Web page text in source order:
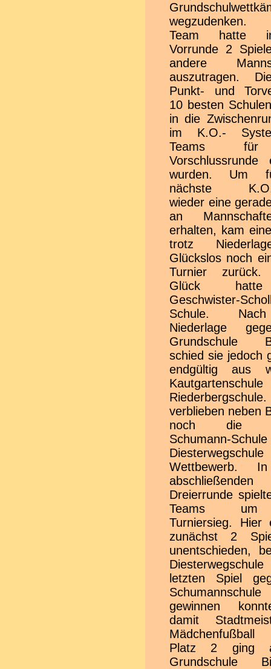
wegzudenken.
Team hatte
Vorrunde 2
andere
auszutragen.
Punkt- und
10 besten
in die
im K.O.-
Teams
Vorschlussrunde
wurden. Um
nächste K.O.-
wieder eine
an
erhalten, kam
trotz
Glückslos noch
Turnier zurück.
Glück
Geschwister-
Schule.
Niederlage
Grundschule
schied sie jedoch
endgültig aus
verblieben neben
noch die
Schumann-
Wettbewerb.
abschließenden
Dreierrunde
Teams
Turniersieg. Hier
zunächst 2
unentschieden,
letzten Spiel gegen die
gewinnen
damit
Mädchenfußball
Platz 2 ging
Grundschule
Mädchen bisher
kein
bestritten.
aber durch
auch bei
beteiligtem
Funke zum
Fußballkarriere
die beiden FSJ-
Louisa
Celina
Hallenuhr, die
und
stets im Griff und
das Turnier
die Bühne
Erwähnenswert
die
Breckenheim: Ein
Eltern der
Breckenheim
vielfältigen
Getränken fand
sehr viel
Anerkennung.
die drei besten
kleine Preise
Kind
Veranstaltung ab. Das gibt
es bei keinem
Sportwettkampf
oder
das
Februar 2023
unter der Regie vom Team
Breckenheim
Teilnehmer
dann auch